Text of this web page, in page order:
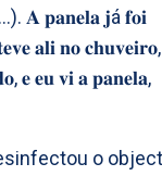
𝐀 𝐩𝐚𝐧𝐞𝐥𝐚 𝐣á 𝐟𝐨𝐢
𝐚𝐥𝐢 𝐧𝐨 𝐜𝐡𝐮𝐯𝐞𝐢𝐫𝐨,
𝐞 𝐞𝐮 𝐯𝐢 𝐚 𝐩𝐚𝐧𝐞𝐥𝐚,
o